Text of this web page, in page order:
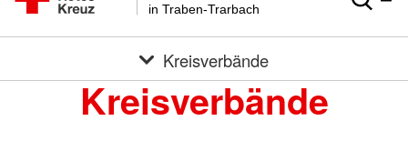
in Traben-Trarbach
Kreisverbände
Kreisverbände